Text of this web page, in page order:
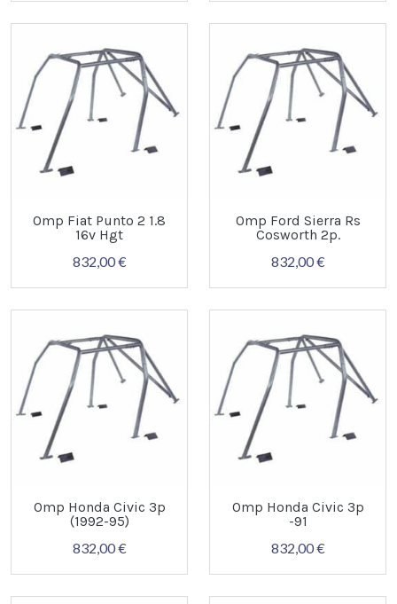
Omp Fiat Punto 2 1.8
16v Hgt
832,00 €
Omp Ford Sierra Rs
Cosworth 2p.
832,00 €
Omp Honda Civic 3p
(1992-95)
832,00 €
Omp Honda Civic 3p
-91
832,00 €